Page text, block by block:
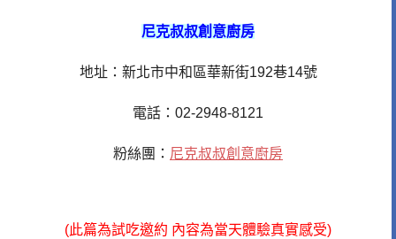
尼克叔叔創意廚房
地址：新北市中和區華新街192巷14號
電話：02-2948-8121
粉絲團： 尼克叔叔創意廚房
(此篇為試吃邀約 內容為當天體驗真實感受)